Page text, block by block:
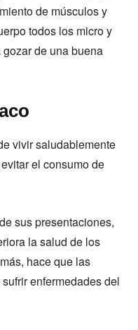
de músculos y
todos los micro y
de una buena
vivir saludablemente
el consumo de
sus presentaciones,
la salud de los
hace que las
enfermedades del